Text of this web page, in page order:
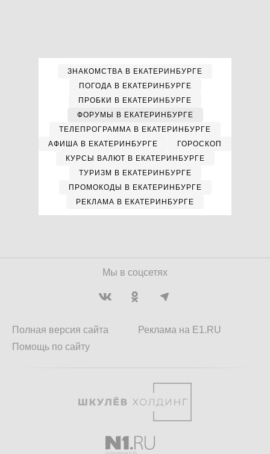
ЗНАКОМСТВА В ЕКАТЕРИНБУРГЕ
ПОГОДА В ЕКАТЕРИНБУРГЕ
ПРОБКИ В ЕКАТЕРИНБУРГЕ
ФОРУМЫ В ЕКАТЕРИНБУРГЕ
ТЕЛЕПРОГРАММА В ЕКАТЕРИНБУРГЕ
АФИША В ЕКАТЕРИНБУРГЕ
ГОРОСКОП
КУРСЫ ВАЛЮТ В ЕКАТЕРИНБУРГЕ
ТУРИЗМ В ЕКАТЕРИНБУРГЕ
ПРОМОКОДЫ В ЕКАТЕРИНБУРГЕ
РЕКЛАМА В ЕКАТЕРИНБУРГЕ
Мы в соцсетях
Полная версия сайта
Помощь по сайту
Реклама на E1.RU